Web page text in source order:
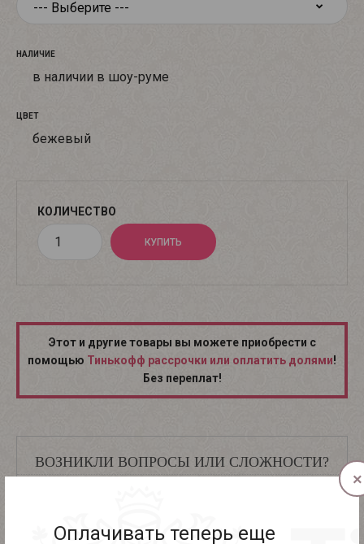
Оплачивать теперь еще
×
НАЛИЧИЕ
в наличии в шоу-руме
ЦВЕТ
бежевый
КОЛИЧЕСТВО
Этот и другие товары вы можете приобрести с
помощью Тинькофф рассрочки или оплатить долями!
Без переплат!
ВОЗНИКЛИ ВОПРОСЫ ИЛИ СЛОЖНОСТИ?